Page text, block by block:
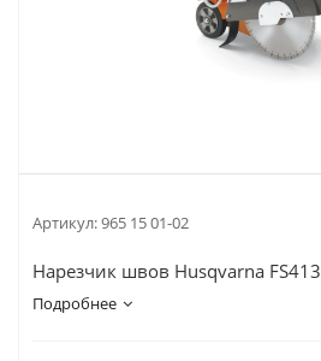
Артикул:965 15 01-02
Нарезчик швов Husqvarna FS413
Подробнее